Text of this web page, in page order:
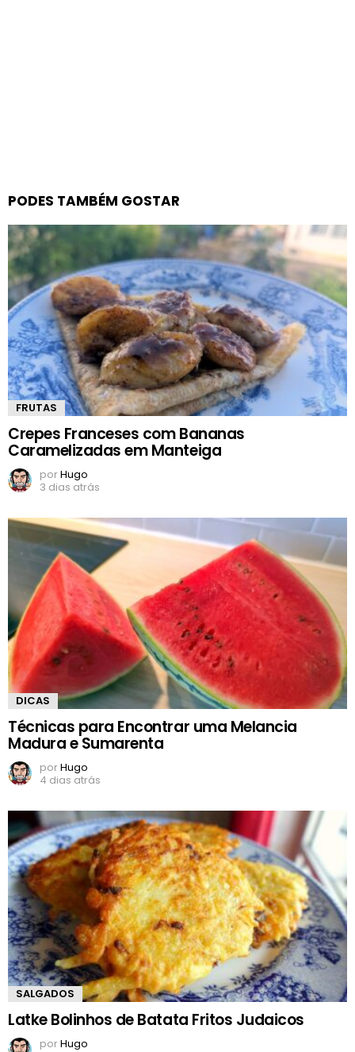
PODES TAMBÉM GOSTAR
FRUTAS
Crepes Franceses com Bananas
Caramelizadas em Manteiga
porHugo
3 dias atrás
DICAS
Técnicas para Encontrar uma Melancia
Madura e Sumarenta
porHugo
4 dias atrás
SALGADOS
Latke Bolinhos de Batata Fritos Judaicos
porHugo